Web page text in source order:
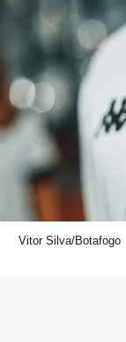
Vitor Silva/Botafogo